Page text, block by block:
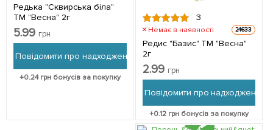
Редька "Сквирська біла"
ТМ "Весна" 2г
5.99 грн
Повідомити про надходження
+0.24грн бонусів за покупку
3
Немає в наявності 24633
Редис "Базис" ТМ "Весна"
2г
2.99 грн
Повідомити про надходження
+0.12 грн бонусів за покупку